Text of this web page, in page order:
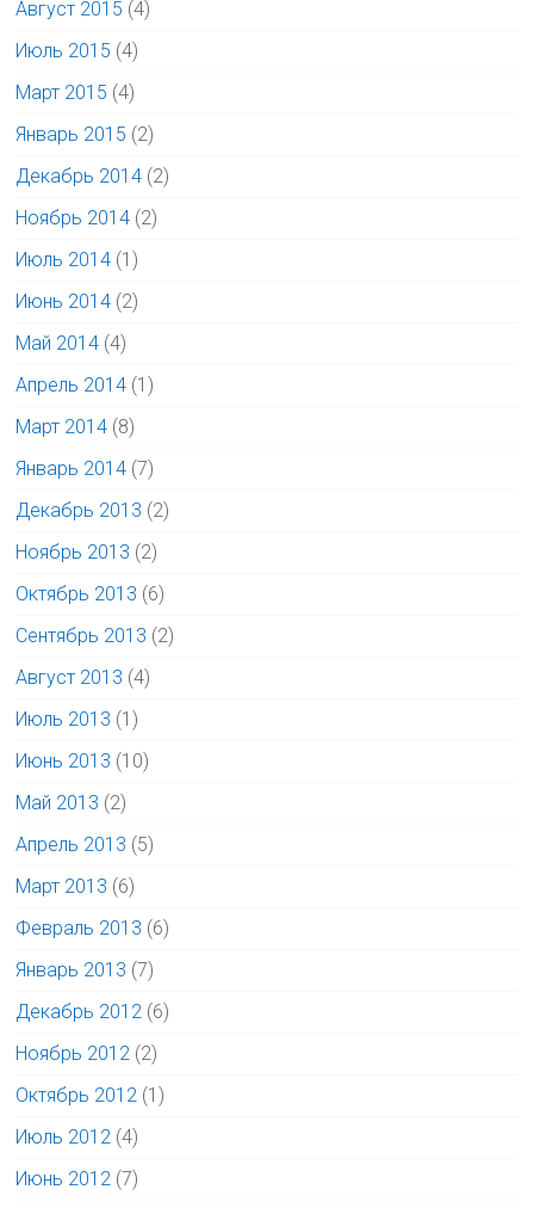
Август 2015 (4)
Июль 2015 (4)
Март 2015 (4)
Январь 2015 (2)
Декабрь 2014 (2)
Ноябрь 2014 (2)
Июль 2014 (1)
Июнь 2014 (2)
Май 2014 (4)
Апрель 2014 (1)
Март 2014 (8)
Январь 2014 (7)
Декабрь 2013 (2)
Ноябрь 2013 (2)
Октябрь 2013 (6)
Сентябрь 2013 (2)
Август 2013 (4)
Июль 2013 (1)
Июнь 2013 (10)
Май 2013 (2)
Апрель 2013 (5)
Март 2013 (6)
Февраль 2013 (6)
Январь 2013 (7)
Декабрь 2012 (6)
Ноябрь 2012 (2)
Октябрь 2012 (1)
Июль 2012 (4)
Июнь 2012 (7)